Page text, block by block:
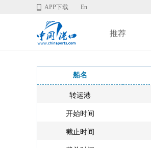
APP下载 En
推荐
船名
转运港
开始时间
截止时间